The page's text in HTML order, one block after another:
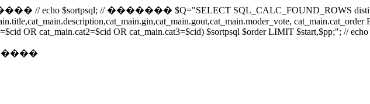
$sortpsql; // ������� $Q="SELECT SQL_CALC_FOUND_ROWS
OR cat_main.cat2=$cid OR cat_main.cat3=$cid) $sortpsql $order LIMIT $start,$pp;"; //